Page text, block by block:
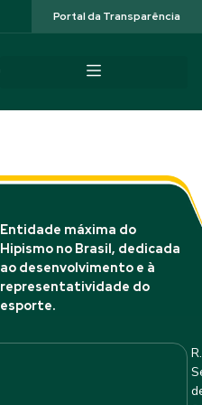
Portal da Transparência
Entidade máxima do
Hipismo no Brasil, dedicada
ao desenvolvimento e à
representatividade do
esporte.
R.